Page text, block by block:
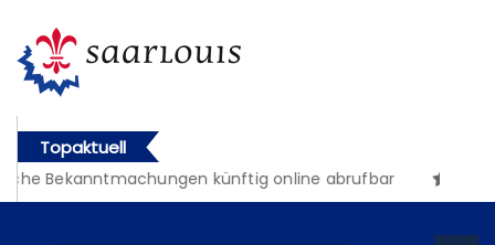
Topaktuell
Bekanntmachungen künftig online abrufbar